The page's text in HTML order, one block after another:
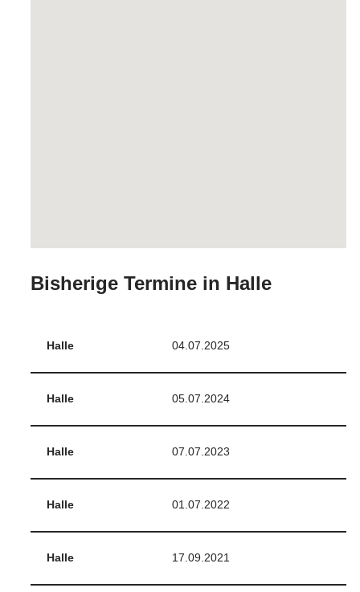
Bisherige Termine in Halle
Halle 04.07.2025
Halle 05.07.2024
Halle 07.07.2023
Halle 01.07.2022
Halle 17.09.2021